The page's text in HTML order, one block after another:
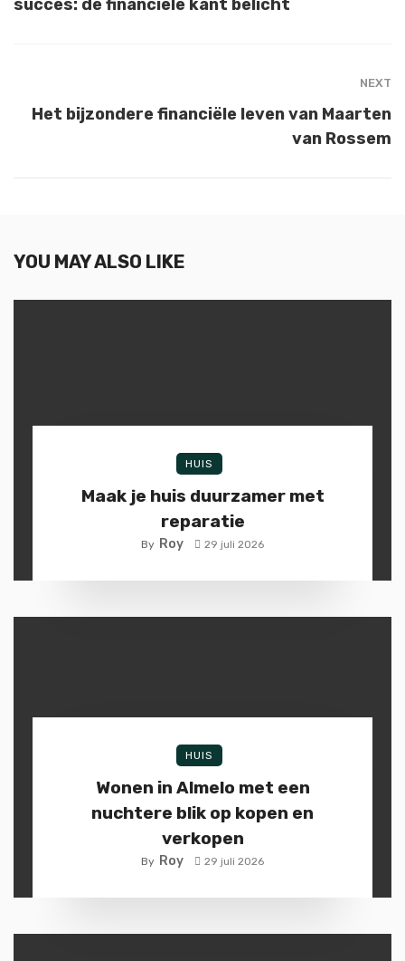
succes: de financiële kant belicht
NEXT
Het bijzondere financiële leven van Maarten
van Rossem
YOU MAY ALSO LIKE
HUIS
Maak je huis duurzamer met
reparatie
By Roy 29 juli 2026
HUIS
Wonen in Almelo met een
nuchtere blik op kopen en
verkopen
By Roy 29 juli 2026